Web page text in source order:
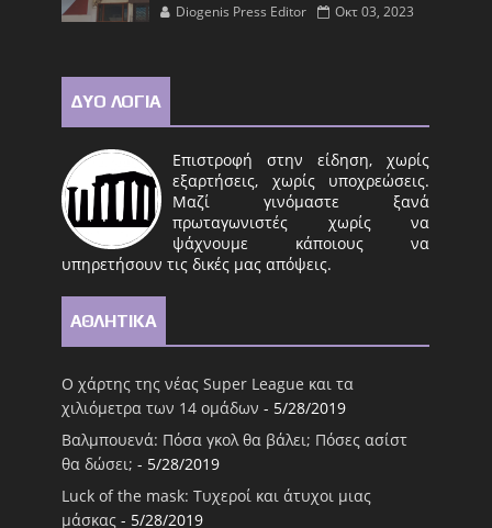
Diogenis Press Editor Οκτ 03, 2023
ΔΥΟ ΛΟΓΙΑ
Επιστροφή στην είδηση, χωρίς
εξαρτήσεις, χωρίς υποχρεώσεις.
Μαζί γινόμαστε ξανά
πρωταγωνιστές χωρίς να
ψάχνουμε κάποιους να
υπηρετήσουν τις δικές μας απόψεις.
ΑΘΛΗΤΙΚΑ
Ο χάρτης της νέας Super League και τα
χιλιόμετρα των 14 ομάδων - 5/28/2019
Βαλμπουενά: Πόσα γκολ θα βάλει; Πόσες ασίστ
θα δώσει; - 5/28/2019
Luck of the mask: Τυχεροί και άτυχοι μιας
μάσκας - 5/28/2019